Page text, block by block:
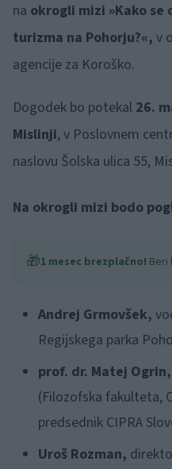
na okrogli mizi »Kako
turizma na Pohorju?«, v
agencije za Koroško.
Dogodek bo potekal 26.
Mislinji, v Poslovnem
naslovu Šolska ulica 55,
Na okrogli mizi bodo
🎁1 mesec brezplačno! Beri
Andrej Grmovšek,
Regijskega parka
prof. dr. Matej Ogrin,
(Filozofska fakulteta,
predsednik CIPRA
Uroš Rozman,